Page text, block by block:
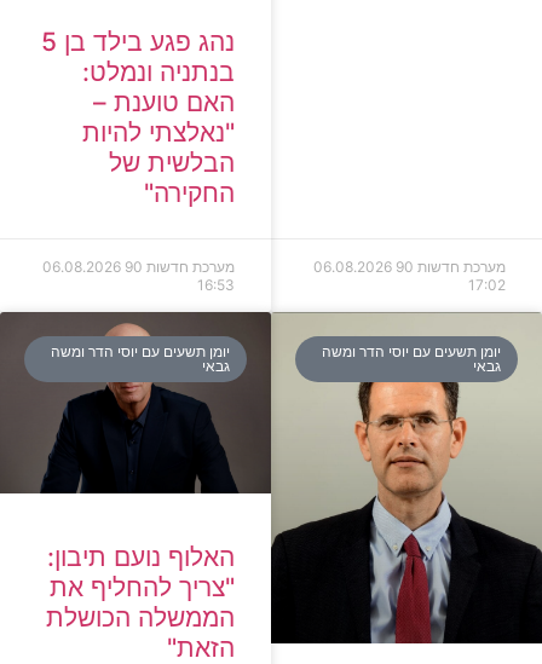
מערכת חדשות 90
06.08.2026
17:02
נהג פגע בילד בן 5
בנתניה ונמלט:
האם טוענת –
"נאלצתי להיות
הבלשית של
החקירה"
מערכת חדשות 90
06.08.2026
16:53
יומן תשעים עם יוסי הדר ומשה
גבאי
יומן תשעים עם יוסי הדר ומשה
גבאי
האלוף נועם תיבון:
"צריך להחליף את
הממשלה הכושלת
הזאת"